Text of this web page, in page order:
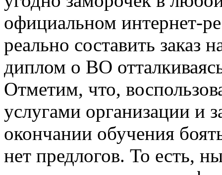
официальном интернет-
реально составить заказ
диплом о ВО
Отметим, что,
услугами организации и
окончании обучения
нет предлогов. То есть,